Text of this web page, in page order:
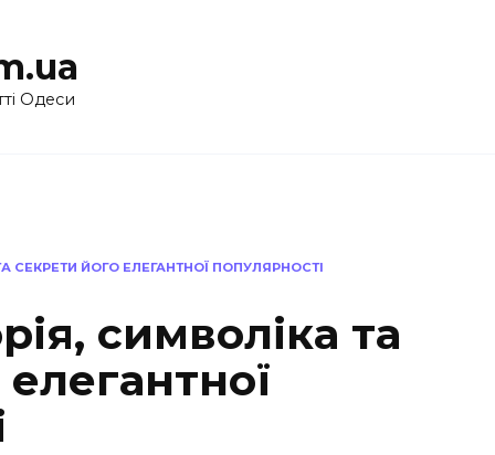
Одеси
СЕКРЕТИ ЙОГО ЕЛЕГАНТНОЇ ПОПУЛЯРНОСТІ
символіка та